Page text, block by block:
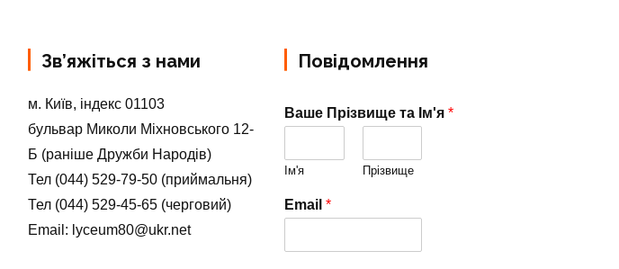
Зв’яжіться з нами
м. Київ, індекс 01103
бульвар Миколи Міхновського 12-
Б (раніше Дружби Народів)
Тел (044) 529-79-50 (приймальня)
Тел (044) 529-45-65 (черговий)
Email: lyceum80@ukr.net
Повідомлення
Ваше Прізвище та Ім'я *
Ім'я Прізвище
Email *